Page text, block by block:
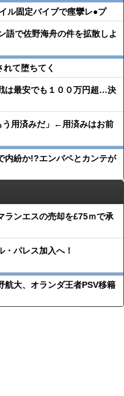
ル固定バイブで痙攣レ●︎プ
で佐野海舟の件を拡散しよ
れて堕ちてく
は最安でも１００万円超…決
う用済みだ」←用済みはお前
内紛か!?エンバペとカンテが
ンエスの売却を£75ｍで承
パレス加入へ！
航大、オランダ王者PSV移籍